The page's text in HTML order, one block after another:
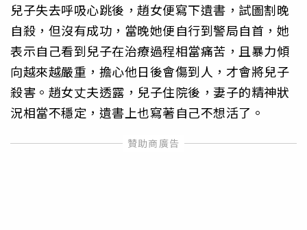
兒子失去呼吸心跳後，趙女便寫下遺書，試圖割晚
自殺，但沒有成功，當晚她便自行到警局自首，她
表示自己看到兒子在治療過程相當痛苦，且暴力傾
向越來越嚴重，擔心他日後會傷到人，才會將兒子
殺害。趙女丈夫透露，兒子住院後，妻子的精神狀
況相當不穩定，遺書上也寫著自己不想活了。